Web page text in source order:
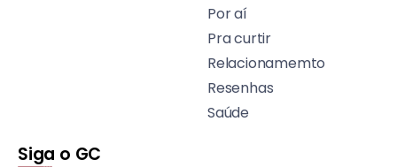
Por aí
Pra curtir
Relacionamemto
Resenhas
Saúde
Siga o GC